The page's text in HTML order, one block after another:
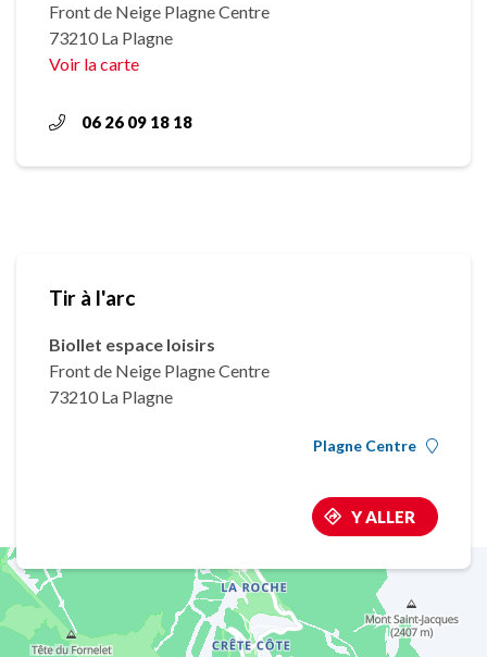
Front de Neige Plagne Centre
73210 La Plagne
Voir la carte
06 26 09 18 18
Tir à l'arc
Biollet espace loisirs
Front de Neige Plagne Centre
73210 La Plagne
Plagne Centre
Y ALLER